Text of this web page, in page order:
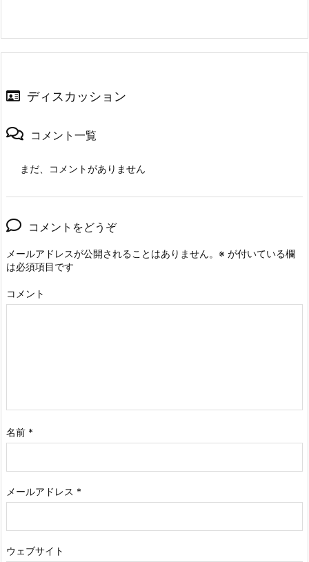
ディスカッション
コメント一覧
まだ、コメントがありません
コメントをどうぞ
メールアドレスが公開されることはありません。 ※ が付いている欄
は必須項目です
コメント
名前 *
メールアドレス *
ウェブサイト